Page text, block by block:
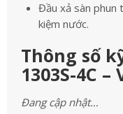
Đầu xả sàn phun
kiệm nước.
Thông số
1303S-4C
Đang cập nhật…